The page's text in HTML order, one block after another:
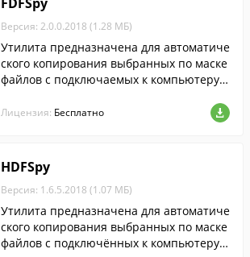
Версия: 2.0.0.2018 (1.28 МБ)
Утилита предназначена для автоматиче
ского копирования выбранных по маске
файлов с подключаемых к компьютеру с
Лицензия: Бесплатно
HDFSpy
Версия: 1.6.5.2018 (1.07 МБ)
Утилита предназначена для автоматиче
ского копирования выбранных по маске
файлов с подключённых к компьютеру н